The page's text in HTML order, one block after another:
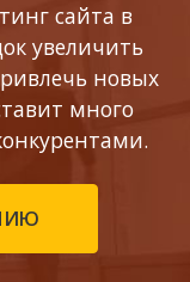
сайта в
увеличить
новых
много